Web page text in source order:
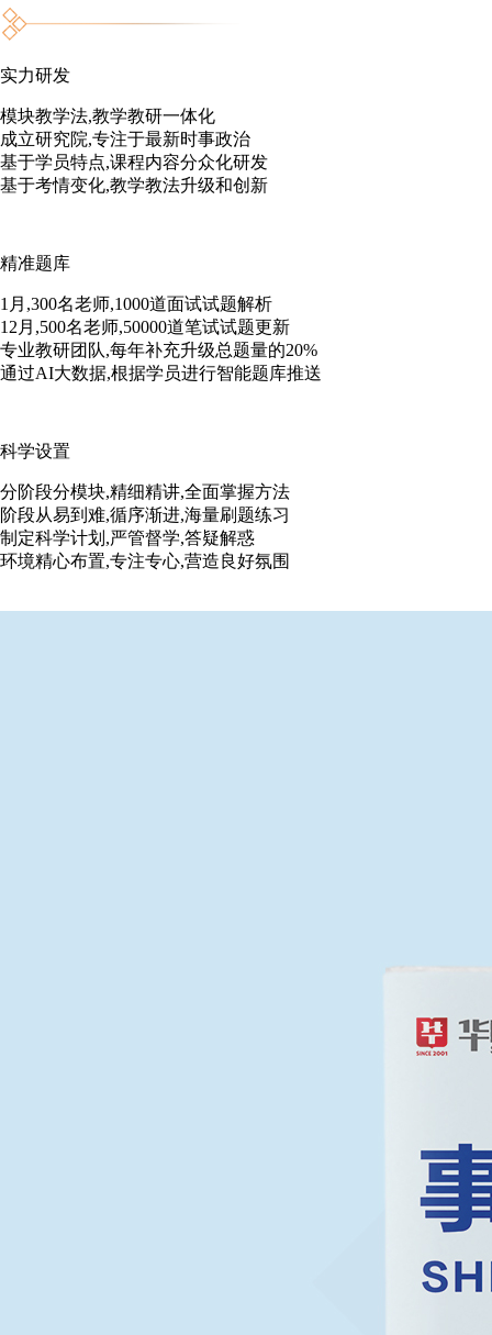
实力研发
模块教学法,教学教研一体化
成立研究院,专注于最新时事政治
基于学员特点,课程内容分众化研发
基于考情变化,教学教法升级和创新
精准题库
1月,300名老师,1000道面试试题解析
12月,500名老师,50000道笔试试题更新
专业教研团队,每年补充升级总题量的20%
通过AI大数据,根据学员进行智能题库推送
科学设置
分阶段分模块,精细精讲,全面掌握方法
阶段从易到难,循序渐进,海量刷题练习
制定科学计划,严管督学,答疑解惑
环境精心布置,专注专心,营造良好氛围